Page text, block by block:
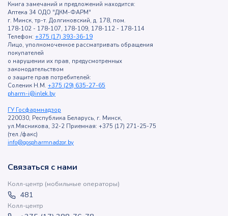
Книга замечаний и предложений находится:
Аптека 34 ОДО "ДКМ-ФАРМ"
г. Минск, тр-т. Долгиновский, д. 178, пом.
178-102 - 178-107, 178-109, 178-112 - 178-114
Телефон: +375 (17) 393-36-19
Лицо, уполномоченное рассматривать обращения
покупателей
о нарушении их прав, предусмотренных
законодательством
о защите прав потребителей:
Соленик Н.М. +375 (29) 635-27-65
pharm-i@inlek.by
ГУ Госфармнадзор
220030, Республика Беларусь, г. Минск,
ул.Мясникова, 32-2 Приемная: +375 (17) 271-25-75
(тел./факс)
info@gospharmnadzor.by
Связаться с нами
Колл-центр (мобильные операторы)
481
Колл-центр